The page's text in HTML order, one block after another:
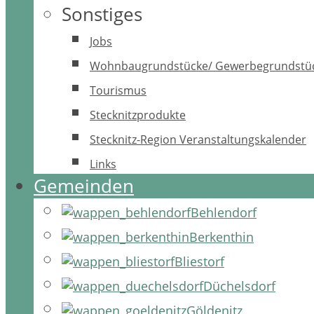
Sonstiges
Jobs
Wohnbaugrundstücke/
Tourismus
Stecknitzprodukte
Stecknitz-Region Veranstaltungskalender
Links
Gemeinden
Behlendorf
Berkenthin
Bliestorf
Düchelsdorf
Göldenitz